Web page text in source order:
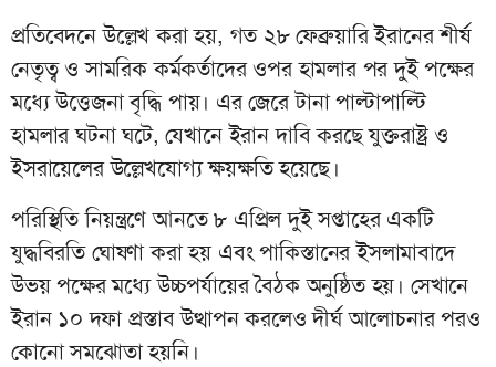
প্রতিবেদনে উল্লেখ করা হয়, গত ২৮ ফেব্রুয়ারি ইরানের শীর্ষ
নেতৃত্ব ও সামরিক কর্মকর্তাদের ওপর হামলার পর দুই পক্ষের
মধ্যে উত্তেজনা বৃদ্ধি পায়। এর জেরে টানা পাল্টাপাল্টি
হামলার ঘটনা ঘটে, যেখানে ইরান দাবি করছে যুক্তরাষ্ট্র ও
ইসরায়েলের উল্লেখযোগ্য ক্ষয়ক্ষতি হয়েছে।
পরিস্থিতি নিয়ন্ত্রণে আনতে ৮ এপ্রিল দুই সপ্তাহের একটি
যুদ্ধবিরতি ঘোষণা করা হয় এবং পাকিস্তানের ইসলামাবাদে
উভয় পক্ষের মধ্যে উচ্চপর্যায়ের বৈঠক অনুষ্ঠিত হয়। সেখানে
ইরান ১০ দফা প্রস্তাব উত্থাপন করলেও দীর্ঘ আলোচনার পরও
কোনো সমঝোতা হয়নি।